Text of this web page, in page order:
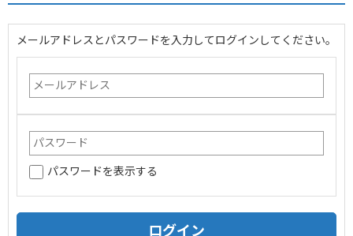
個人のお客様
法人のお客様
企業情報
採用情報
メールアドレスとパスワードを入力してログインしてください。
パスワードを表示する